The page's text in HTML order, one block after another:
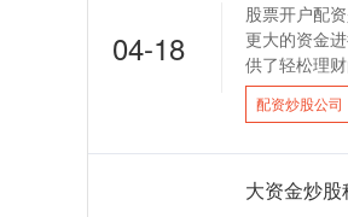
04-18
股票开户配
更大的资金
供了轻松理
配资炒股公司
大资金炒